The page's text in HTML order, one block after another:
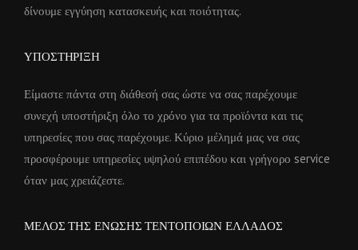
δίνουμε εγγύηση κατασκευής και ποιότητας.
ΥΠΟΣΤΗΡΙΞΗ
Είμαστε πάντα στη διάθεσή σας ώστε να σας παρέχουμε
συνεχή υποστήριξη όλο το χρόνο για τα προϊόντα και τις
υπηρεσίες που σας παρέχουμε. Κύριο μέλημά μας να σας
προσφέρουμε υπηρεσίες υψηλού επιπέδου και γρήγορο service
όταν μας χρειάζεστε.
ΜΕΛΟΣ ΤΗΣ ΕΝΩΣΗΣ ΤΕΝΤΟΠΟΙΩΝ ΕΛΛΑΔΟΣ